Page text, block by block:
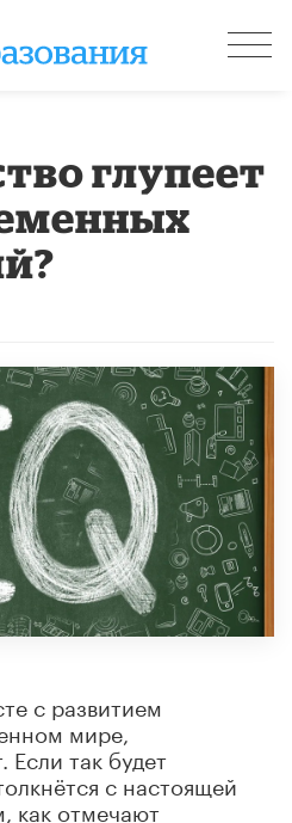
глупеет
с развитием
мире,
Если так будет
с настоящей
как отмечают